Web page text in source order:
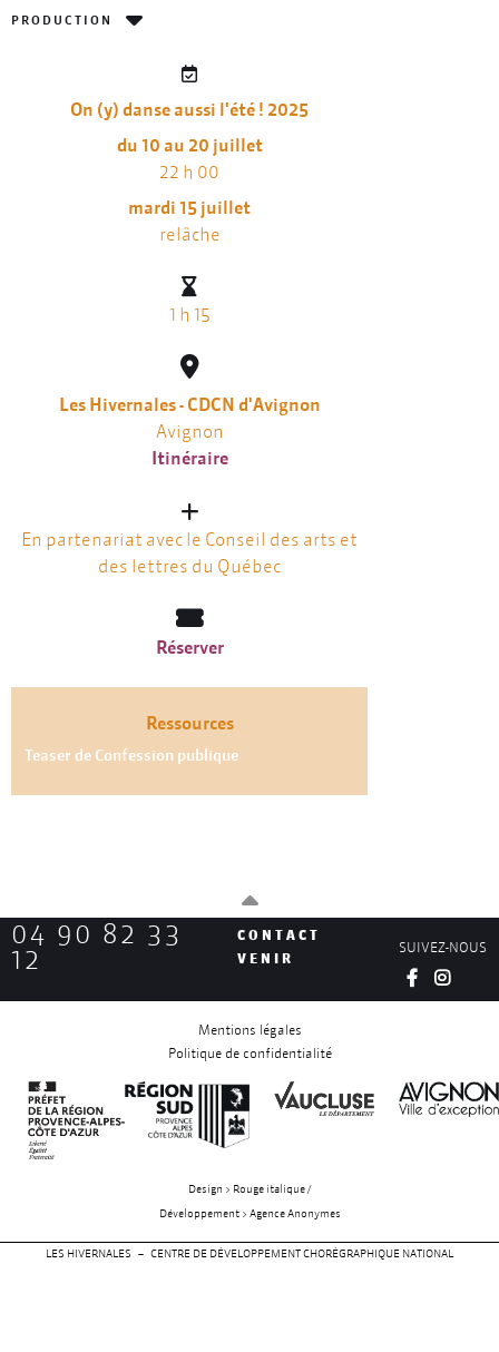
PRODUCTION
On (y) danse aussi l'été ! 2025
du 10 au 20 juillet
22 h 00
mardi 15 juillet
relâche
1 h 15
Les Hivernales - CDCN d'Avignon
Avignon
Itinéraire
En partenariat avec le Conseil des arts et
des lettres du Québec
Réserver
Ressources
Teaser de Confession publique
04 90 82 33
12
CONTACT
VENIR
SUIVEZ-NOUS
Mentions légales
Politique de confidentialité
Design > Rouge italique /
Développement > Agence Anonymes
LES HIVERNALES – CENTRE DE DÉVELOPPEMENT CHORÉGRAPHIQUE NATIONAL